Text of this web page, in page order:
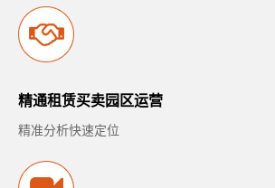
精通租赁买卖园区运营
精准分析快速定位